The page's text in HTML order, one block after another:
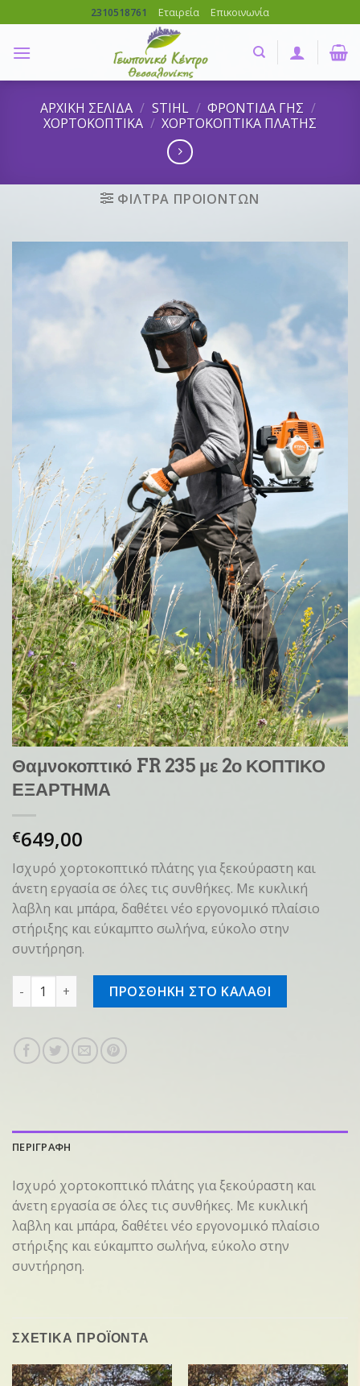
to
content
2310518761 Εταιρεία Επικοινωνία
ΑΡΧΙΚΗ ΣΕΛΙΔΑ / STIHL / ΦΡΟΝΤΙΔΑ ΓΗΣ /
ΧΟΡΤΟΚΟΠΤΙΚΑ / ΧΟΡΤΟΚΟΠΤΙΚΑ ΠΛΑΤΗΣ
ΦΙΛΤΡΑ ΠΡΟΙΟΝΤΩΝ
Θαμνοκοπτικό FR 235 με 2ο ΚΟΠΤΙΚΟ
ΕΞΑΡΤΗΜΑ
€649,00
Ισχυρό χορτοκοπτικό πλάτης για ξεκούραστη και
άνετη εργασία σε όλες τις συνθήκες. Με κυκλική
λαβλη και μπάρα, δαθέτει νέο εργονομικό πλαίσιο
στήριξης και εύκαμπτο σωλήνα, εύκολο στην
συντήρηση.
Θαμνοκοπτικό FR 235 με 2ο ΚΟΠΤΙΚΟ ΕΞΑΡΤΗΜΑ ποσότητα
ΠΡΟΣΘΗΚΗ ΣΤΟ ΚΑΛΑΘΙ
ΠΕΡΙΓΡΑΦΗ
Ισχυρό χορτοκοπτικό πλάτης για ξεκούραστη και
άνετη εργασία σε όλες τις συνθήκες. Με κυκλική
λαβλη και μπάρα, δαθέτει νέο εργονομικό πλαίσιο
στήριξης και εύκαμπτο σωλήνα, εύκολο στην
συντήρηση.
ΣΧΕΤΙΚΑ ΠΡΟΪΟΝΤΑ